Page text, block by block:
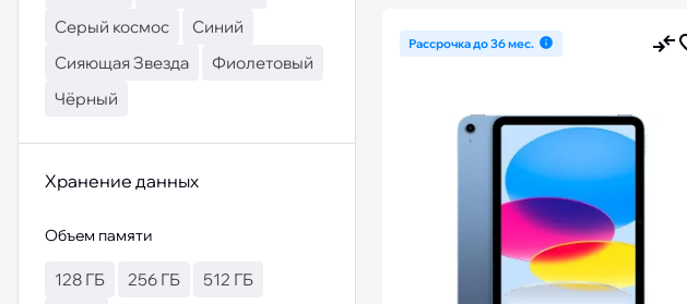
Серый космос
Синий
Сияющая Звезда
Фиолетовый
Чёрный
Хранение данных
Объем памяти
128 ГБ 256 ГБ
512 ГБ
Рассрочка до 36 мес.